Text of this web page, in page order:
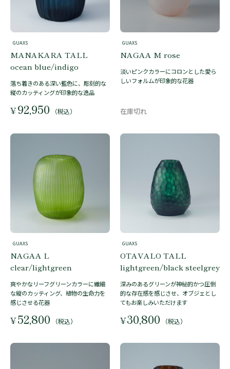
GUAXS
MANAKARA TALL
ocean blue/indigo
落ち着きのある深い藍色に、彫刻的な
縦のカッティングが印象的な逸品
¥92,950 （税込）
GUAXS
NAGAA M rose
淡いピンクカラーにコロンとした愛ら
しいフォルムが印象的な花器
GUAXS
NAGAA L
clear/lightgreen
爽やかなリーフグリーンカラーに繊細
な縦のカッティング、植物の生命力を
感じさせる花器
¥52,800 （税込）
GUAXS
OTAVALO TALL
lightgreen/black steelgrey
深みのあるグリーンが神秘的かつ圧倒
的な存在感を感じさせ、オブジェとし
てもお楽しみいただけます
¥30,800 （税込）